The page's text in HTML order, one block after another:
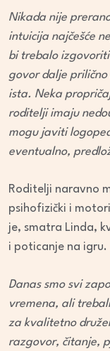
Nikada nije
intuicija najčešće
bi trebalo
govor dalje
ista. Neka
roditelji imaju
mogu javiti
eventualno,
Roditelji naravno
psihofizički i
je, smatra Linda,
i poticanje na igru.
Danas smo svi
vremena, ali
za kvalitetno
razgovor, čitanje,